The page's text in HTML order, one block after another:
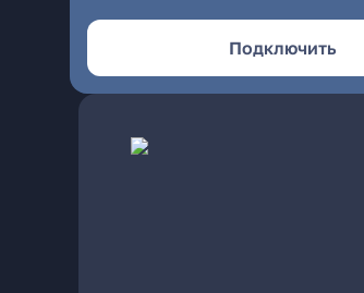
Подключить